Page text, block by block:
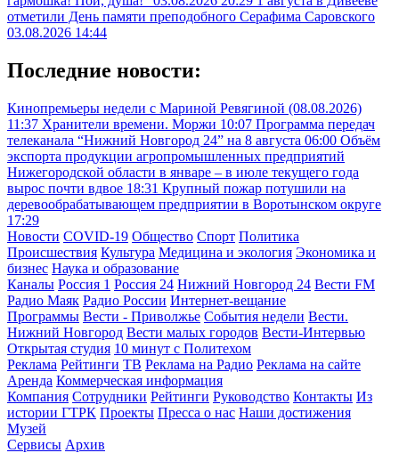
отметили День памяти преподобного Серафима Саровского
03.08.2026 14:44
Последние новости:
Кинопремьеры недели с Мариной Ревягиной (08.08.2026)
11:37 Хранители времени. Моржи 10:07 Программа передач
телеканала “Нижний Новгород 24” на 8 августа 06:00 Объём
экспорта продукции агропромышленных предприятий
Нижегородской области в январе – в июле текущего года
вырос почти вдвое 18:31 Крупный пожар потушили на
деревообрабатывающем предприятии в Воротынском округе
17:29
Новости COVID-19 Общество Спорт Политика
Происшествия Культура Медицина и экология Экономика и
бизнес Наука и образование
Каналы Россия 1 Россия 24 Нижний Новгород 24 Вести FM
Радио Маяк Радио России Интернет-вещание
Программы Вести - Приволжье События недели Вести.
Нижний Новгород Вести малых городов Вести-Интервью
Открытая студия 10 минут с Политехом
Реклама Рейтинги ТВ Реклама на Радио Реклама на сайте
Аренда Коммерческая информация
Компания Сотрудники Рейтинги Руководство Контакты Из
истории ГТРК Проекты Пресса о нас Наши достижения
Музей
Сервисы Архив